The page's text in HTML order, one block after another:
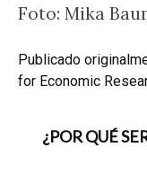
Foto: Mika
Publicado
for Economic
¿POR QUÉ